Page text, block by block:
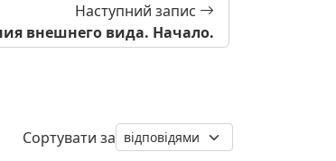
Наступний запис
внешнего вида. Начало.
Сортувати за